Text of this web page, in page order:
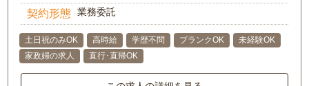
契約形態 業務委託
土日祝のみOK 高時給 学歴不問 ブランクOK
未経験OK
家政婦の求人
直行･直帰OK